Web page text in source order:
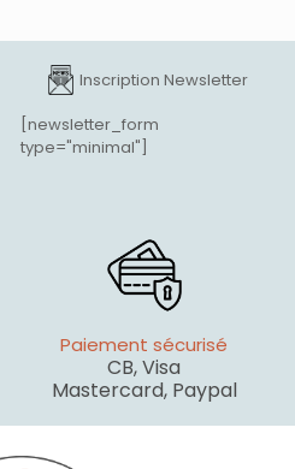
Inscription Newsletter
[newsletter_form
type="minimal"]
Paiement sécurisé
CB, Visa
Mastercard, Paypal